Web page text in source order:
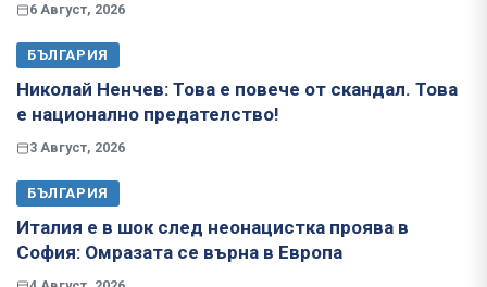
6 Август, 2026
БЪЛГАРИЯ
Николай Ненчев: Това е повече от скандал. Това
е национално предателство!
3 Август, 2026
БЪЛГАРИЯ
Италия е в шок след неонацистка проява в
София: Омразата се върна в Европа